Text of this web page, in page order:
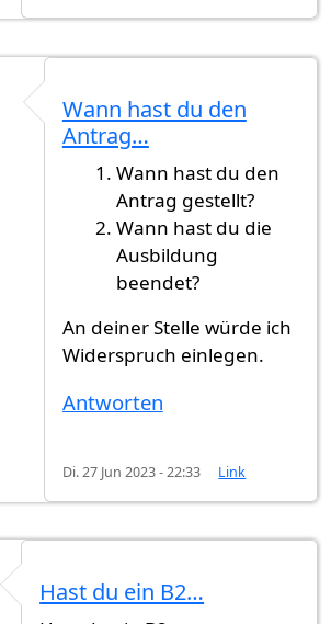
Ich brauche eure HilfevonGast
Wann hast du den
Antrag…
Wann hast du den
Antrag gestellt?
Wann hast du die
Ausbildung
beendet?
An deiner Stelle würde ich
Widerspruch einlegen.
Antworten
Di. 27 Jun 2023 - 22:33 Link
Hast du ein B2…